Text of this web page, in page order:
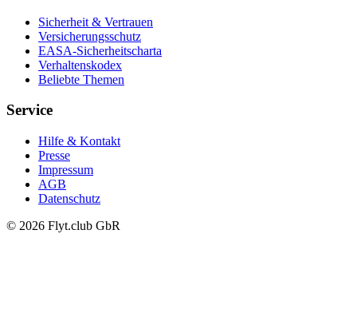
Sicherheit & Vertrauen
Versicherungsschutz
EASA-Sicherheitscharta
Verhaltenskodex
Beliebte Themen
Service
Hilfe & Kontakt
Presse
Impressum
AGB
Datenschutz
© 2026 Flyt.club GbR